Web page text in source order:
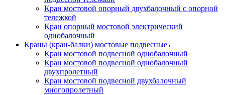
Кран мостовой опорный двухбалочный с опорной
тележкой
Кран опорный мостовой электрический
однобалочный
Краны (кран-балки) мостовые подвесные
Кран мостовой подвесной однобалочный
Кран мостовой подвесной однобалочный
двухпролетный
Кран мостовой подвесной двухбалочный
многопролетный